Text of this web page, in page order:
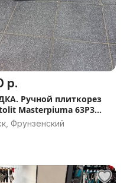
р.
Ручной плиткорез
Masterpiuma 63P3
016733)
Фрунзенский